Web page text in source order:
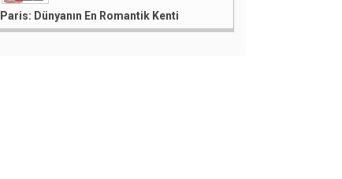
Paris: Dünyanın En Romantik Kenti